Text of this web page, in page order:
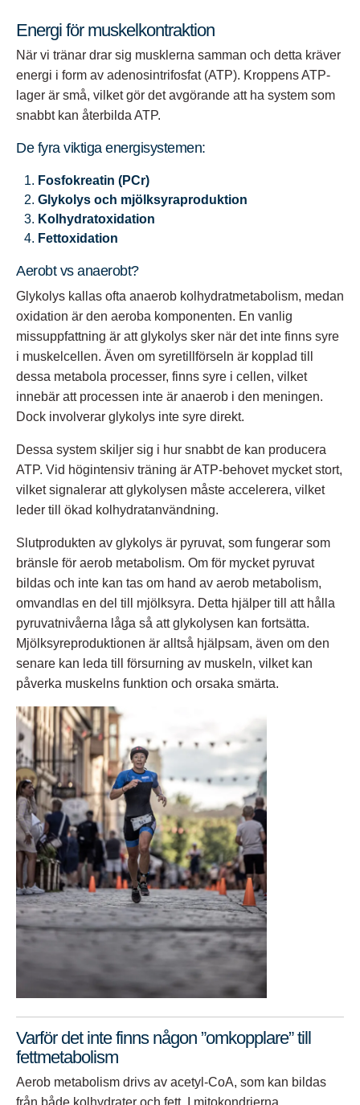
Energi för muskelkontraktion
När vi tränar drar sig musklerna samman och detta kräver
energi i form av adenosintrifosfat (ATP). Kroppens ATP-
lager är små, vilket gör det avgörande att ha system som
snabbt kan återbilda ATP.
De fyra viktiga energisystemen:
Fosfokreatin (PCr)
Glykolys och mjölksyraproduktion
Kolhydratoxidation
Fettoxidation
Aerobt vs anaerobt?
Glykolys kallas ofta anaerob kolhydratmetabolism, medan
oxidation är den aeroba komponenten. En vanlig
missuppfattning är att glykolys sker när det inte finns syre
i muskelcellen. Även om syretillförseln är kopplad till
dessa metabola processer, finns syre i cellen, vilket
innebär att processen inte är anaerob i den meningen.
Dock involverar glykolys inte syre direkt.
Dessa system skiljer sig i hur snabbt de kan producera
ATP. Vid högintensiv träning är ATP-behovet mycket stort,
vilket signalerar att glykolysen måste accelerera, vilket
leder till ökad kolhydratanvändning.
Slutprodukten av glykolys är pyruvat, som fungerar som
bränsle för aerob metabolism. Om för mycket pyruvat
bildas och inte kan tas om hand av aerob metabolism,
omvandlas en del till mjölksyra. Detta hjälper till att hålla
pyruvatnivåerna låga så att glykolysen kan fortsätta.
Mjölksyreproduktionen är alltså hjälpsam, även om den
senare kan leda till försurning av muskeln, vilket kan
påverka muskelns funktion och orsaka smärta.
Varför det inte finns någon ”omkopplare” till
fettmetabolism
Aerob metabolism drivs av acetyl-CoA, som kan bildas